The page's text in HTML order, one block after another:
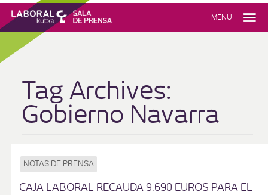
MENU
Tag Archives:
Gobierno Navarra
NOTAS DE PRENSA
CAJA LABORAL RECAUDA 9.690 EUROS PARA EL